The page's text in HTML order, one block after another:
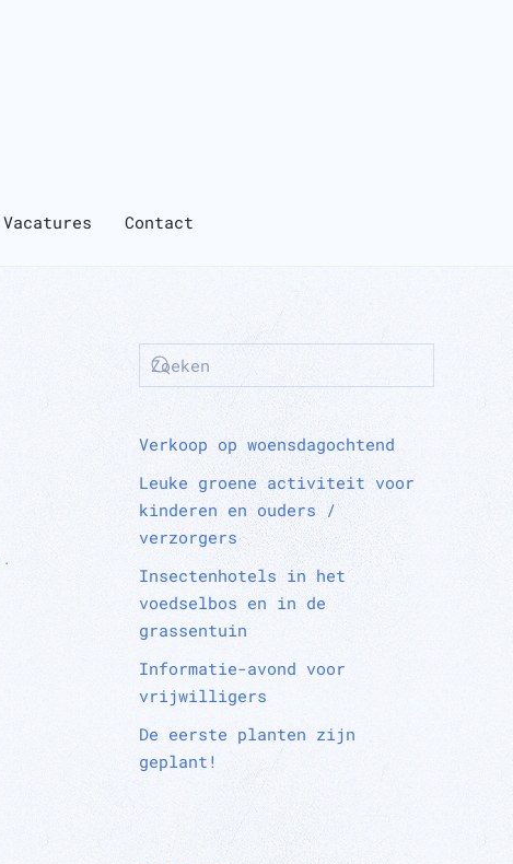
Vacatures Contact
.
Verkoop op woensdagochtend
Leuke groene activiteit voor
kinderen en ouders /
verzorgers
Insectenhotels in het
voedselbos en in de
grassentuin
Informatie-avond voor
vrijwilligers
De eerste planten zijn
geplant!